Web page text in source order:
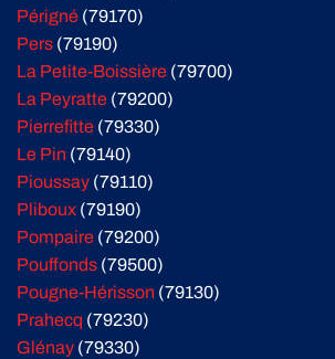
Périgné (79170)
Pers (79190)
La Petite-Boissière (79700)
La Peyratte (79200)
Pierrefitte (79330)
Le Pin (79140)
Pioussay (79110)
Pliboux (79190)
Pompaire (79200)
Pouffonds (79500)
Pougne-Hérisson (79130)
Prahecq (79230)
Glénay (79330)